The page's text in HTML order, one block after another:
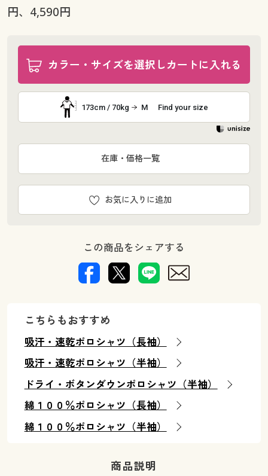
円、4,590円
カラー・サイズを選択しカートに入れる
173cm / 70kg M Find your size
お気に入りに追加
在庫・価格一覧
この商品をシェアする
こちらもおすすめ
吸汗・速乾ポロシャツ（長袖）
吸汗・速乾ポロシャツ（半袖）
ドライ・ボタンダウンポロシャツ（半袖）
綿１００％ポロシャツ（長袖）
綿１００％ポロシャツ（半袖）
商品説明